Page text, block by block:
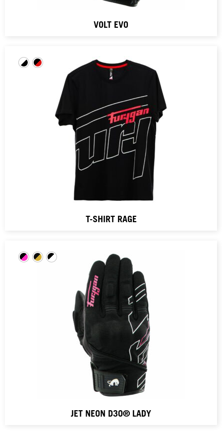
VOLT EVO
T-SHIRT RAGE
JET NEON D3O® LADY